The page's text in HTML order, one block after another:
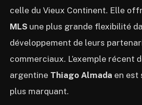
celle du Vieux Continent. Elle
MLS une plus grande flexibilité
développement de leurs
commerciaux. L’exemple récent
argentine Thiago Almada en est
plus marquant.